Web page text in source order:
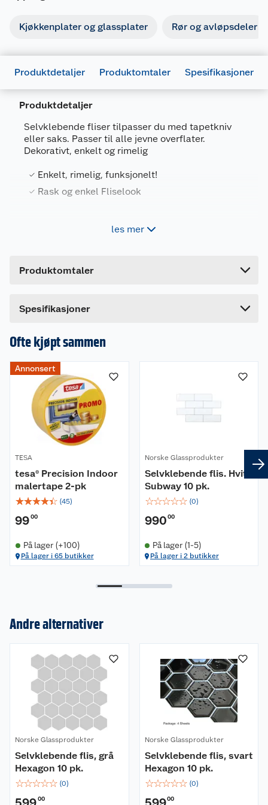
Kjøkkenplater og glassplater Rør og avløpsdeler
Produktdetaljer Produktomtaler Spesifikasjoner
Produktdetaljer
Selvklebende fliser tilpasser du med tapetkniv
eller saks. Passer til alle jevne overflater.
Dekorativt, enkelt og rimelig
Enkelt, rimelig, funksjonelt!
Rask og enkel Fliselook
Riv av papiret på baksiden og legg rett på vegg
les mer
Produktomtaler
Dette produktet har ikke fått noen omtale ennå.
en omtale.
Spesifikasjoner
Artikkelnummer
Leverandørens artikkelnummer
Lengde
Ofte kjøpt sammen
Annonsert
TESA
tesa® Precision Indoor
malertape 2-pk
☆☆☆☆☆ (45)
9900
På lager (+100)
På lager i 65 butikker
Norske Glassprodukter
Selvklebende flis. Hvit
Subway 10 pk.
☆☆☆☆☆ (0)
990 00
På lager (1-5)
På lager i 2 butikker
Andre alternativer
Norske Glassprodukter
Selvklebende flis, grå
Hexagon 10 pk.
☆☆☆☆☆ (0)
00
Norske Glassprodukter
Selvklebende flis, svart
Hexagon 10 pk.
☆☆☆☆☆ (0)
00
Butikker
Kontakt oss
Retur- og angrerett
Reklamasjon
Ofte stilte spørsmål
Pakkesporing
Monteringstjenester
Våre merkevarer
Våre kjeder
Kjøpsvilkår
Personvern
Cookies
Ledige stillinger
Lavprisløfte
Åpent kjøp
Coop medlem
Hageinspirasjon
Oppussing med utemaling
Oppussing med innemaling
Grillens verden
Hage og utemiljø